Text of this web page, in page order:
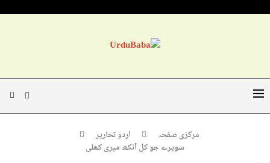
مرکزی صفحہ
اردو تحاریر
سویرے جو کل آنکھ میری کھلی